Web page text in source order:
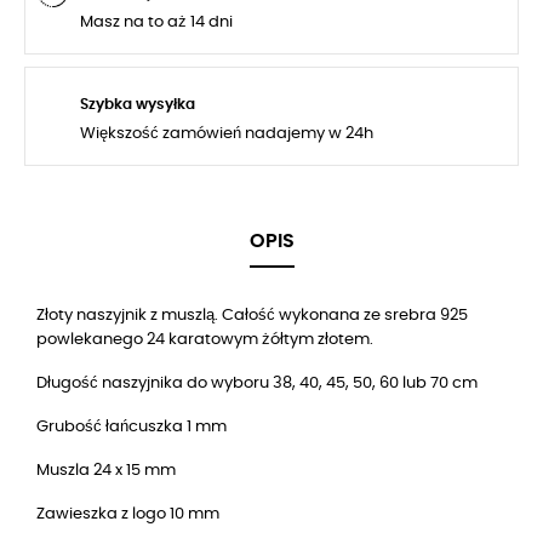
Masz na to aż 14 dni
Szybka wysyłka
Większość zamówień nadajemy w 24h
OPIS
Złoty naszyjnik z muszlą. Całość wykonana ze srebra 925
powlekanego 24 karatowym żółtym złotem.
Długość naszyjnika do wyboru 38, 40, 45, 50, 60 lub 70 cm
Grubość łańcuszka 1 mm
Muszla 24 x 15 mm
Zawieszka z logo 10 mm